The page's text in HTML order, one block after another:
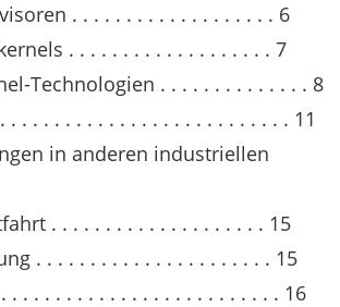
. . . . . . . . . . . . . . . . . . . 6
. . . . . . . . . . . . . . . . . . . 7
Technologien . . . . . . . . . . . . . . 8
. . . . . . . . . . . . . . . . . . . . . . . . . 11
in anderen industriellen
. . . . . . . . . . . . . . . . . . . . 15
. . . . . . . . . . . . . . . . . . . . . . 15
. . . . . . . . . . . . . . . . . . . . . . . . 16